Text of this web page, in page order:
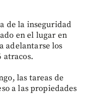
de la inseguridad
en el lugar en
adelantarse los
atracos.
las tareas de
a las propiedades